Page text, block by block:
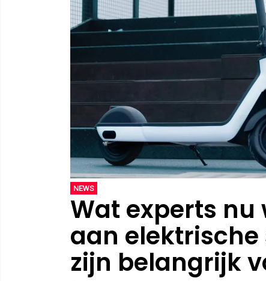
NEWS
Wat experts
aan elektrische
zijn belangrijk